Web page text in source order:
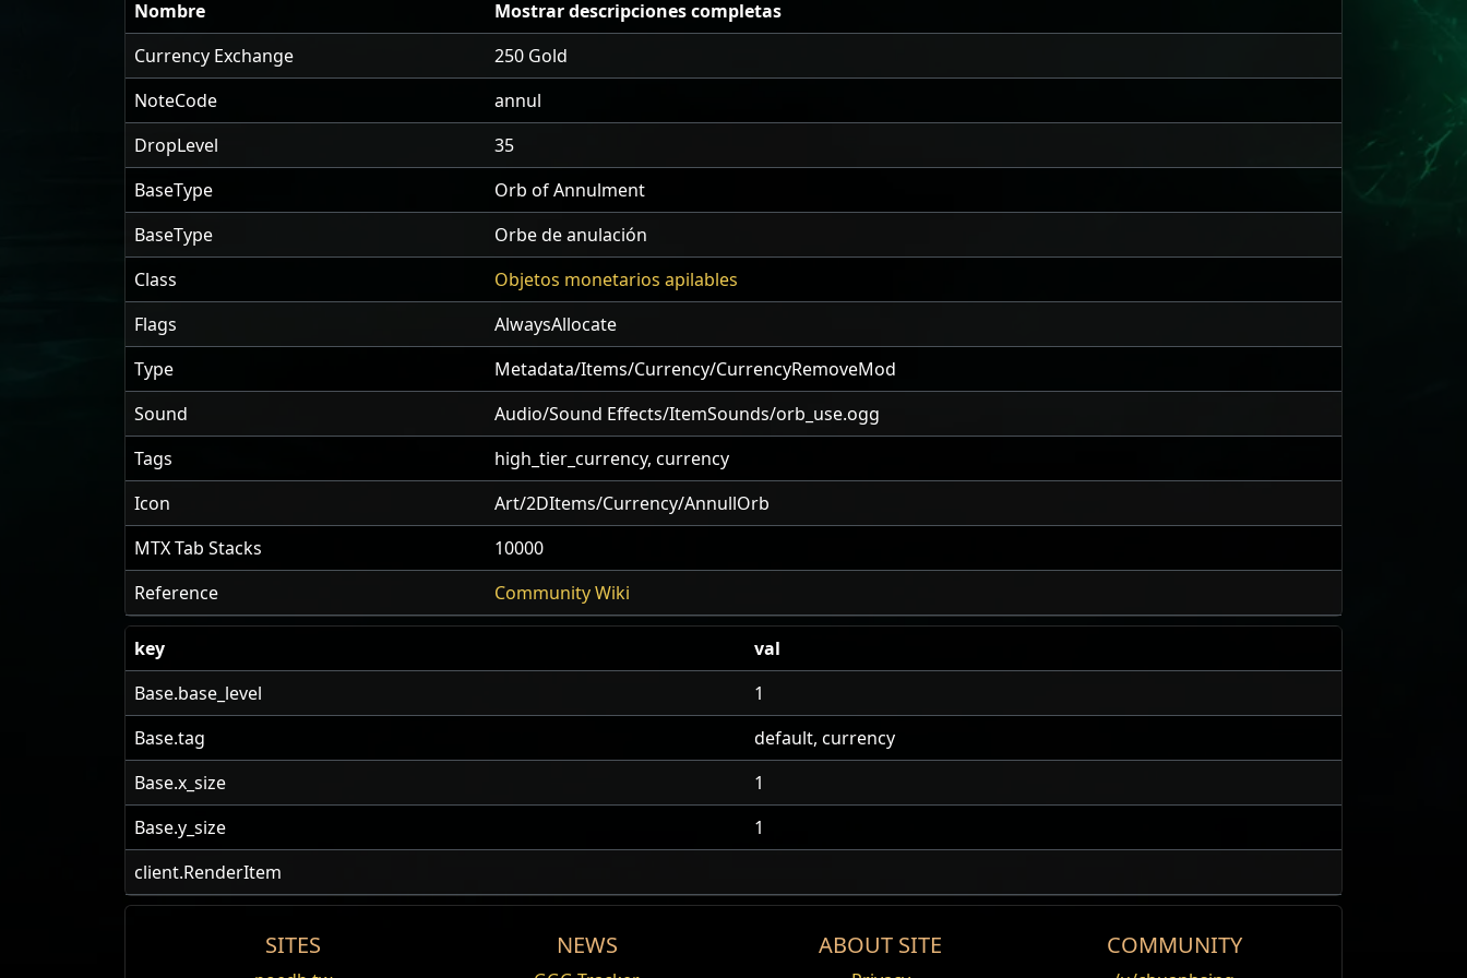
Nombre
Mostrar descripciones completas
Currency Exchange
250 Gold
NoteCode
annul
DropLevel
35
BaseType
Orb of Annulment
BaseType
Orbe de anulación
Class
Objetos monetarios apilables
Flags
AlwaysAllocate
Type
Metadata/Items/Currency/CurrencyRemoveMod
Sound
Audio/Sound Effects/ItemSounds/orb_use.ogg
Tags
high_tier_currency, currency
Icon
Art/2DItems/Currency/AnnullOrb
MTX Tab Stacks
10000
Reference
Community Wiki
key
val
Base.base_level
1
Base.tag
default, currency
Base.x_size
1
Base.y_size
1
client.RenderItem
Ingredient Offer
SITES NEWS ABOUT SITE COMMUNITY